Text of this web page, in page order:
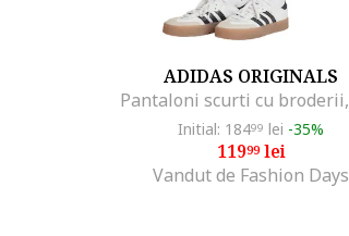
ADIDAS ORIGINALS
Initial: 18499 lei -35%
11999lei
Vandut de Fashion Days